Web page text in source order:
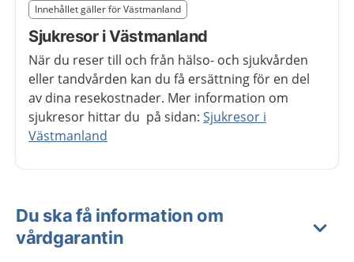
Nedan innehåll gäller region Västmanland
Innehållet gäller för Västmanland
Sjukresor i Västmanland
När du reser till och från hälso- och sjukvården
eller tandvården kan du få ersättning för en del
av dina resekostnader. Mer information om
sjukresor hittar du på sidan: Sjukresor i
Västmanland
Slut på det regionala tillägget från region Västmanland
Du ska få information om
vårdgarantin